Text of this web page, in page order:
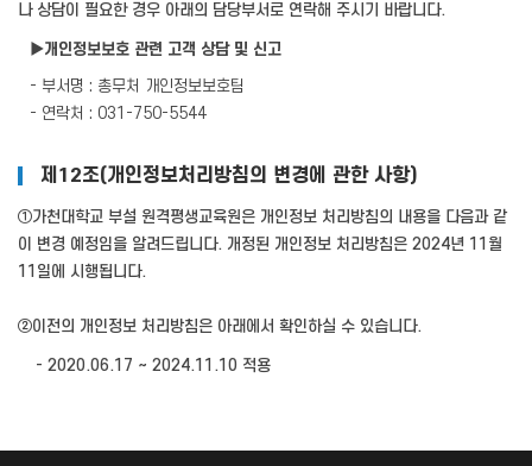
나 상담이 필요한 경우 아래의 담당부서로 연락해 주시기 바랍니다.
▶개인정보보호 관련 고객 상담 및 신고
- 부서명 : 총무처 개인정보보호팀
- 연락처 : 031-750-5544
제12조(개인정보처리방침의 변경에 관한 사항)
①가천대학교 부설 원격평생교육원은 개인정보 처리방침의 내용을 다음과 같
이 변경 예정임을 알려드립니다. 개정된 개인정보 처리방침은 2024년 11월
11일에 시행됩니다.
②이전의 개인정보 처리방침은 아래에서 확인하실 수 있습니다.
- 2020.06.17 ~ 2024.11.10 적용